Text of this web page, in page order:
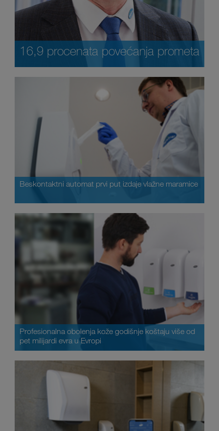
16,9 procenata povećanja prometa
Beskontaktni automat prvi put izdaje vlažne maramice
Profesionalna obolenja kože godišnje koštaju više od
pet milijardi evra u Evropi